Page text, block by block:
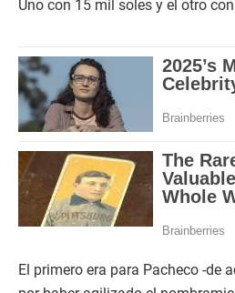
Uno con 15 mil soles y el otro
El primero era para Pacheco -de